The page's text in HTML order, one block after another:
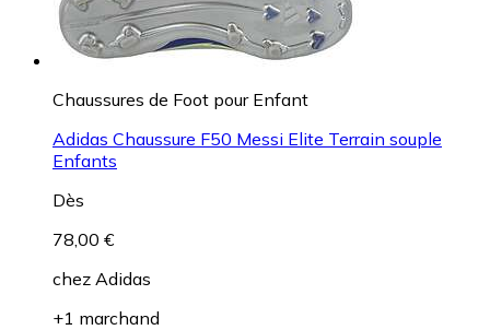
Chaussures de Foot pour Enfant
Adidas Chaussure F50 Messi Elite Terrain souple
Enfants
Dès
78,00 €
chez Adidas
+1 marchand